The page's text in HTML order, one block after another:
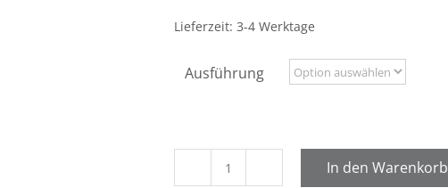
Lieferzeit: 3-4 Werktage
Ausführung
Bewegung,
In den Warenkorb